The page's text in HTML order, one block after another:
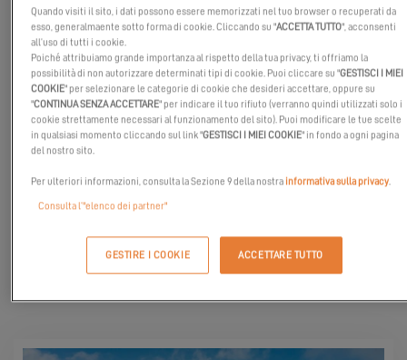
Unisciti a noi all’Open Day & Demo di Marina del Rey!
Excess Catamarans sarà presente con il dinamico Excess 14 in
esposizione.
Vieni a provare il suo design audace e il suo spirito velico sabato
26 luglio a Marina del Rey — con prove in mare disponibili tutto il
Quando visiti il sito, i dati possono essere memorizzati nel tuo browser o recuperati da
esso, generalmaente sotto forma di cookie. Cliccando su "ACCETTA TUTTO", acconsenti
all’uso di tutti i cookie.
Poiché attribuiamo grande importanza al rispetto della tua privacy, ti offriamo la
possibilità di non autorizzare determinati tipi di cookie. Puoi cliccare su "GESTISCI I MIEI
COOKIE" per selezionare le categorie di cookie che desideri accettare, oppure su
"CONTINUA SENZA ACCETTARE" per indicare il tuo rifiuto (verranno quindi utilizzati solo i
cookie strettamente necessari al funzionamento del sito). Puoi modificare le tue scelte
in qualsiasi momento cliccando sul link "GESTISCI I MIEI COOKIE" in fondo a ogni pagina
del nostro sito.
Per ulteriori informazioni, consulta la Sezione 9 della nostra informativa sulla privacy
Consulta l’"elenco dei partner"
GESTIRE I COOKIE ACCETTARE TUTTO